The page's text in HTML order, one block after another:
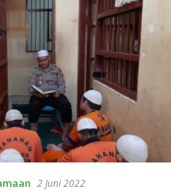
2 Juni 2022